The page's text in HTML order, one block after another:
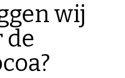
wij
de